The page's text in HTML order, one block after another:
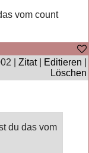
vom count
| Zitat| Editieren
Löschen
du das vom